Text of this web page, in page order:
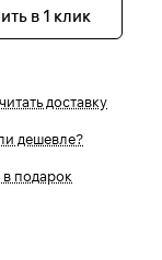
в 1 клик
доставку
дешевле?
в подарок